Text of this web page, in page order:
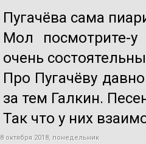
Пугачёва сама
Мол посмотрите-
очень
Про Пугачёву
за тем Галкин.
Так что у них
8 октября 2018, понедельник